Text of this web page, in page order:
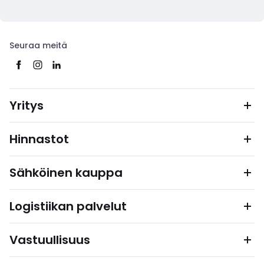
Seuraa meitä
Yritys
Hinnastot
Sähköinen kauppa
Logistiikan palvelut
Vastuullisuus